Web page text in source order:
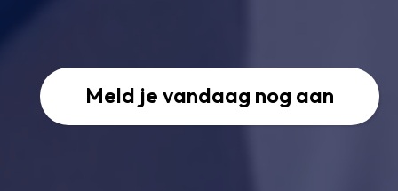
Meld je vandaag nog aan